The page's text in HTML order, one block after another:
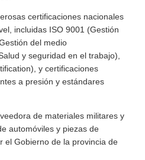
certificaciones nacionales
incluidas ISO 9001 (Gestión
del medio
y seguridad en el trabajo),
y certificaciones
a presión y estándares
de materiales militares y
automóviles y piezas de
el Gobierno de la provincia de